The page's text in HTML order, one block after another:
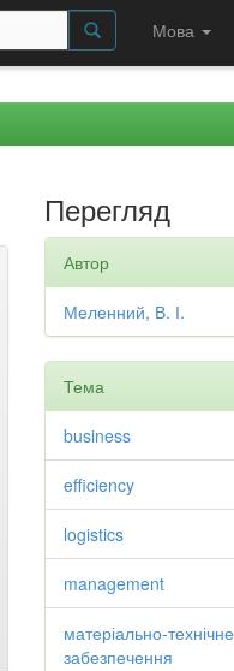
Мова
Перегляд
Автор
Меленний, В. І.
Тема
business
efficiency
logistics
management
матеріально-технічне
забезпечення